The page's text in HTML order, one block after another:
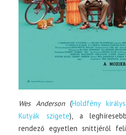
Wes Anderson(Holdfény
Kutyák szigete), a
rendező egyetlen snittjéről